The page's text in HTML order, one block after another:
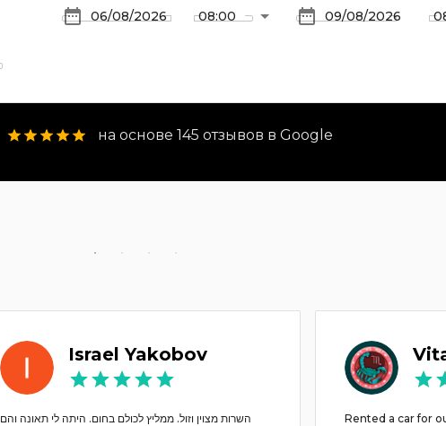
на основе 145 отзывов в Google
Israel Yakobov
השרות מצוין וזול. ממליץ לכולם בחום. היתה לי תאונה והם
Rented a car for